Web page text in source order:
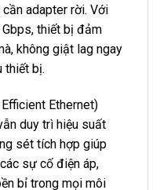
adapter rời. Với
thiết bị đảm
không giật lag ngay
thiết bị.
Ethernet)
duy trì hiệu suất
sét tích hợp giúp
sự cố điện áp,
bỉ trong mọi môi